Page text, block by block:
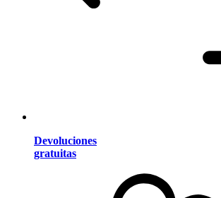
Devoluciones
gratuitas